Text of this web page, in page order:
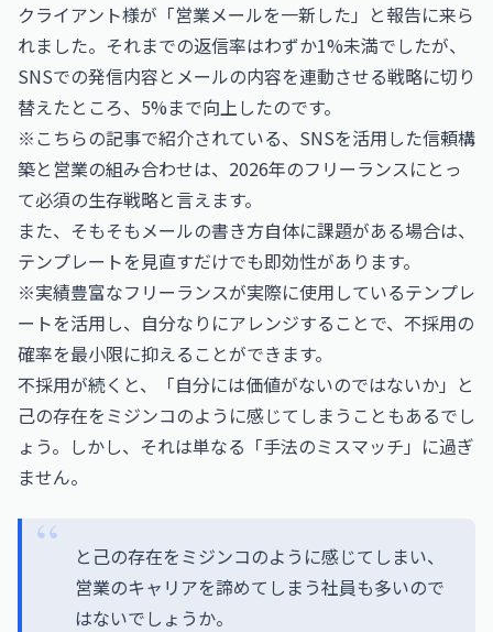
クライアント様が「営業メールを一新した」と報告に来ら
れました。それまでの返信率はわずか1%未満でしたが、
SNSでの発信内容とメールの内容を連動させる戦略に切り
替えたところ、5%まで向上したのです。
※こちらの記事で紹介されている、SNSを活用した信頼構
築と営業の組み合わせは、2026年のフリーランスにとっ
て必須の生存戦略と言えます。
また、そもそもメールの書き方自体に課題がある場合は、
テンプレートを見直すだけでも即効性があります。
※実績豊富なフリーランスが実際に使用しているテンプレ
ートを活用し、自分なりにアレンジすることで、不採用の
確率を最小限に抑えることができます。
不採用が続くと、「自分には価値がないのではないか」と
己の存在をミジンコのように感じてしまうこともあるでし
ょう。しかし、それは単なる「手法のミスマッチ」に過ぎ
ません。
と己の存在をミジンコのように感じてしまい、
営業のキャリアを諦めてしまう社員も多いので
はないでしょうか。